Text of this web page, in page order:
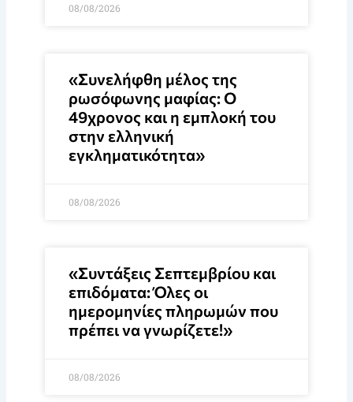
08/08/2026
«Συνελήφθη μέλος της
ρωσόφωνης μαφίας: Ο
49χρονος και η εμπλοκή του
στην ελληνική
εγκληματικότητα»
08/08/2026
«Συντάξεις Σεπτεμβρίου και
επιδόματα: Όλες οι
ημερομηνίες πληρωμών που
πρέπει να γνωρίζετε!»
08/08/2026